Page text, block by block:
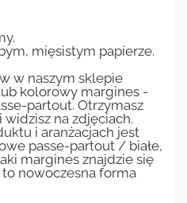
mięsistym papierze.
w naszym sklepie
kolorowy margines -
partout. Otrzymasz
widzisz na zdjęciach.
i aranżacjach jest
passe-partout / białe,
margines znajdzie się
nowoczesna forma